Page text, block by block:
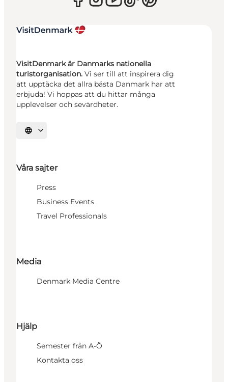
VisitDenmark är Danmarks nationella
turistorganisation. Vi ser till att inspirera dig
att upptäcka det allra bästa Danmark har att
erbjuda! Vi hoppas att du hittar många
upplevelser och sevärdheter.
Välj språk
Våra sajter
Press
Business Events
Travel Professionals
Media
Denmark Media Centre
Hjälp
Semester från A-Ö
Kontakta oss